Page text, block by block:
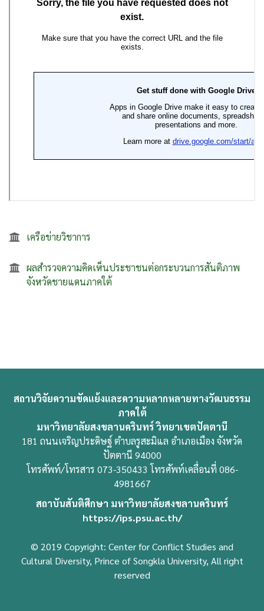
เครือข่ายวิชาการ
ผลสำรวจความคิดเห็นประชาชนต่อกระบวนการสันติภาพ
จังหวัดชายแดนภาคใต้
สถานวิจัยความขัดแย้งและความหลากหลายทางวัฒนธรรม
ภาคใต้
มหาวิทยาลัยสงขลานครินทร์ วิทยาเขตปัตตานี
181 ถนนเจริญประดิษฐ์ ตำบลรูสะมิแล อำเภอเมือง จังหวัด
ปัตตานี 94000
โทรศัพท์/โทรสาร 073-350433 โทรศัพท์เคลื่อนที่ 086-
4981667
สถาบันสันติศึกษา มหาวิทยาลัยสงขลานครินทร์
https://ips.psu.ac.th/
© 2019 Copyright: Center for Conflict Studies and
Cultural Diversity, Prince of Songkla University, All right
reserved